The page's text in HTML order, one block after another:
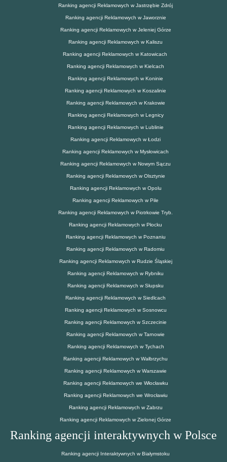
Ranking agencji Reklamowych w Jastrzębie Zdrój
Ranking agencji Reklamowych w Jaworznie
Ranking agencji Reklamowych w Jeleniej Górze
Ranking agencji Reklamowych w Kaliszu
Ranking agencji Reklamowych w Katowicach
Ranking agencji Reklamowych w Kielcach
Ranking agencji Reklamowych w Koninie
Ranking agencji Reklamowych w Koszalinie
Ranking agencji Reklamowych w Krakowie
Ranking agencji Reklamowych w Legnicy
Ranking agencji Reklamowych w Lublinie
Ranking agencji Reklamowych w Łodzi
Ranking agencji Reklamowych w Mysłowicach
Ranking agencji Reklamowych w Nowym Sączu
Ranking agencji Reklamowych w Olsztynie
Ranking agencji Reklamowych w Opolu
Ranking agencji Reklamowych w Pile
Ranking agencji Reklamowych w Piotrkowie Tryb.
Ranking agencji Reklamowych w Płocku
Ranking agencji Reklamowych w Poznaniu
Ranking agencji Reklamowych w Radomiu
Ranking agencji Reklamowych w Rudzie Śląskiej
Ranking agencji Reklamowych w Rybniku
Ranking agencji Reklamowych w Słupsku
Ranking agencji Reklamowych w Siedlcach
Ranking agencji Reklamowych w Sosnowcu
Ranking agencji Reklamowych w Szczecinie
Ranking agencji Reklamowych w Tarnowie
Ranking agencji Reklamowych w Tychach
Ranking agencji Reklamowych w Wałbrzychu
Ranking agencji Reklamowych w Warszawie
Ranking agencji Reklamowych we Włocławku
Ranking agencji Reklamowych we Wrocławiu
Ranking agencji Reklamowych w Zabrzu
Ranking agencji Reklamowych w Zielonej Górze
Ranking agencji interaktywnych w Polsce
Ranking agencji Interaktywnych w Białymstoku